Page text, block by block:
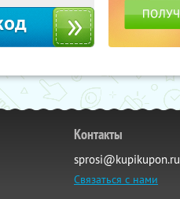
Контакты
sprosi@kupikupon.ru
Связаться с нами